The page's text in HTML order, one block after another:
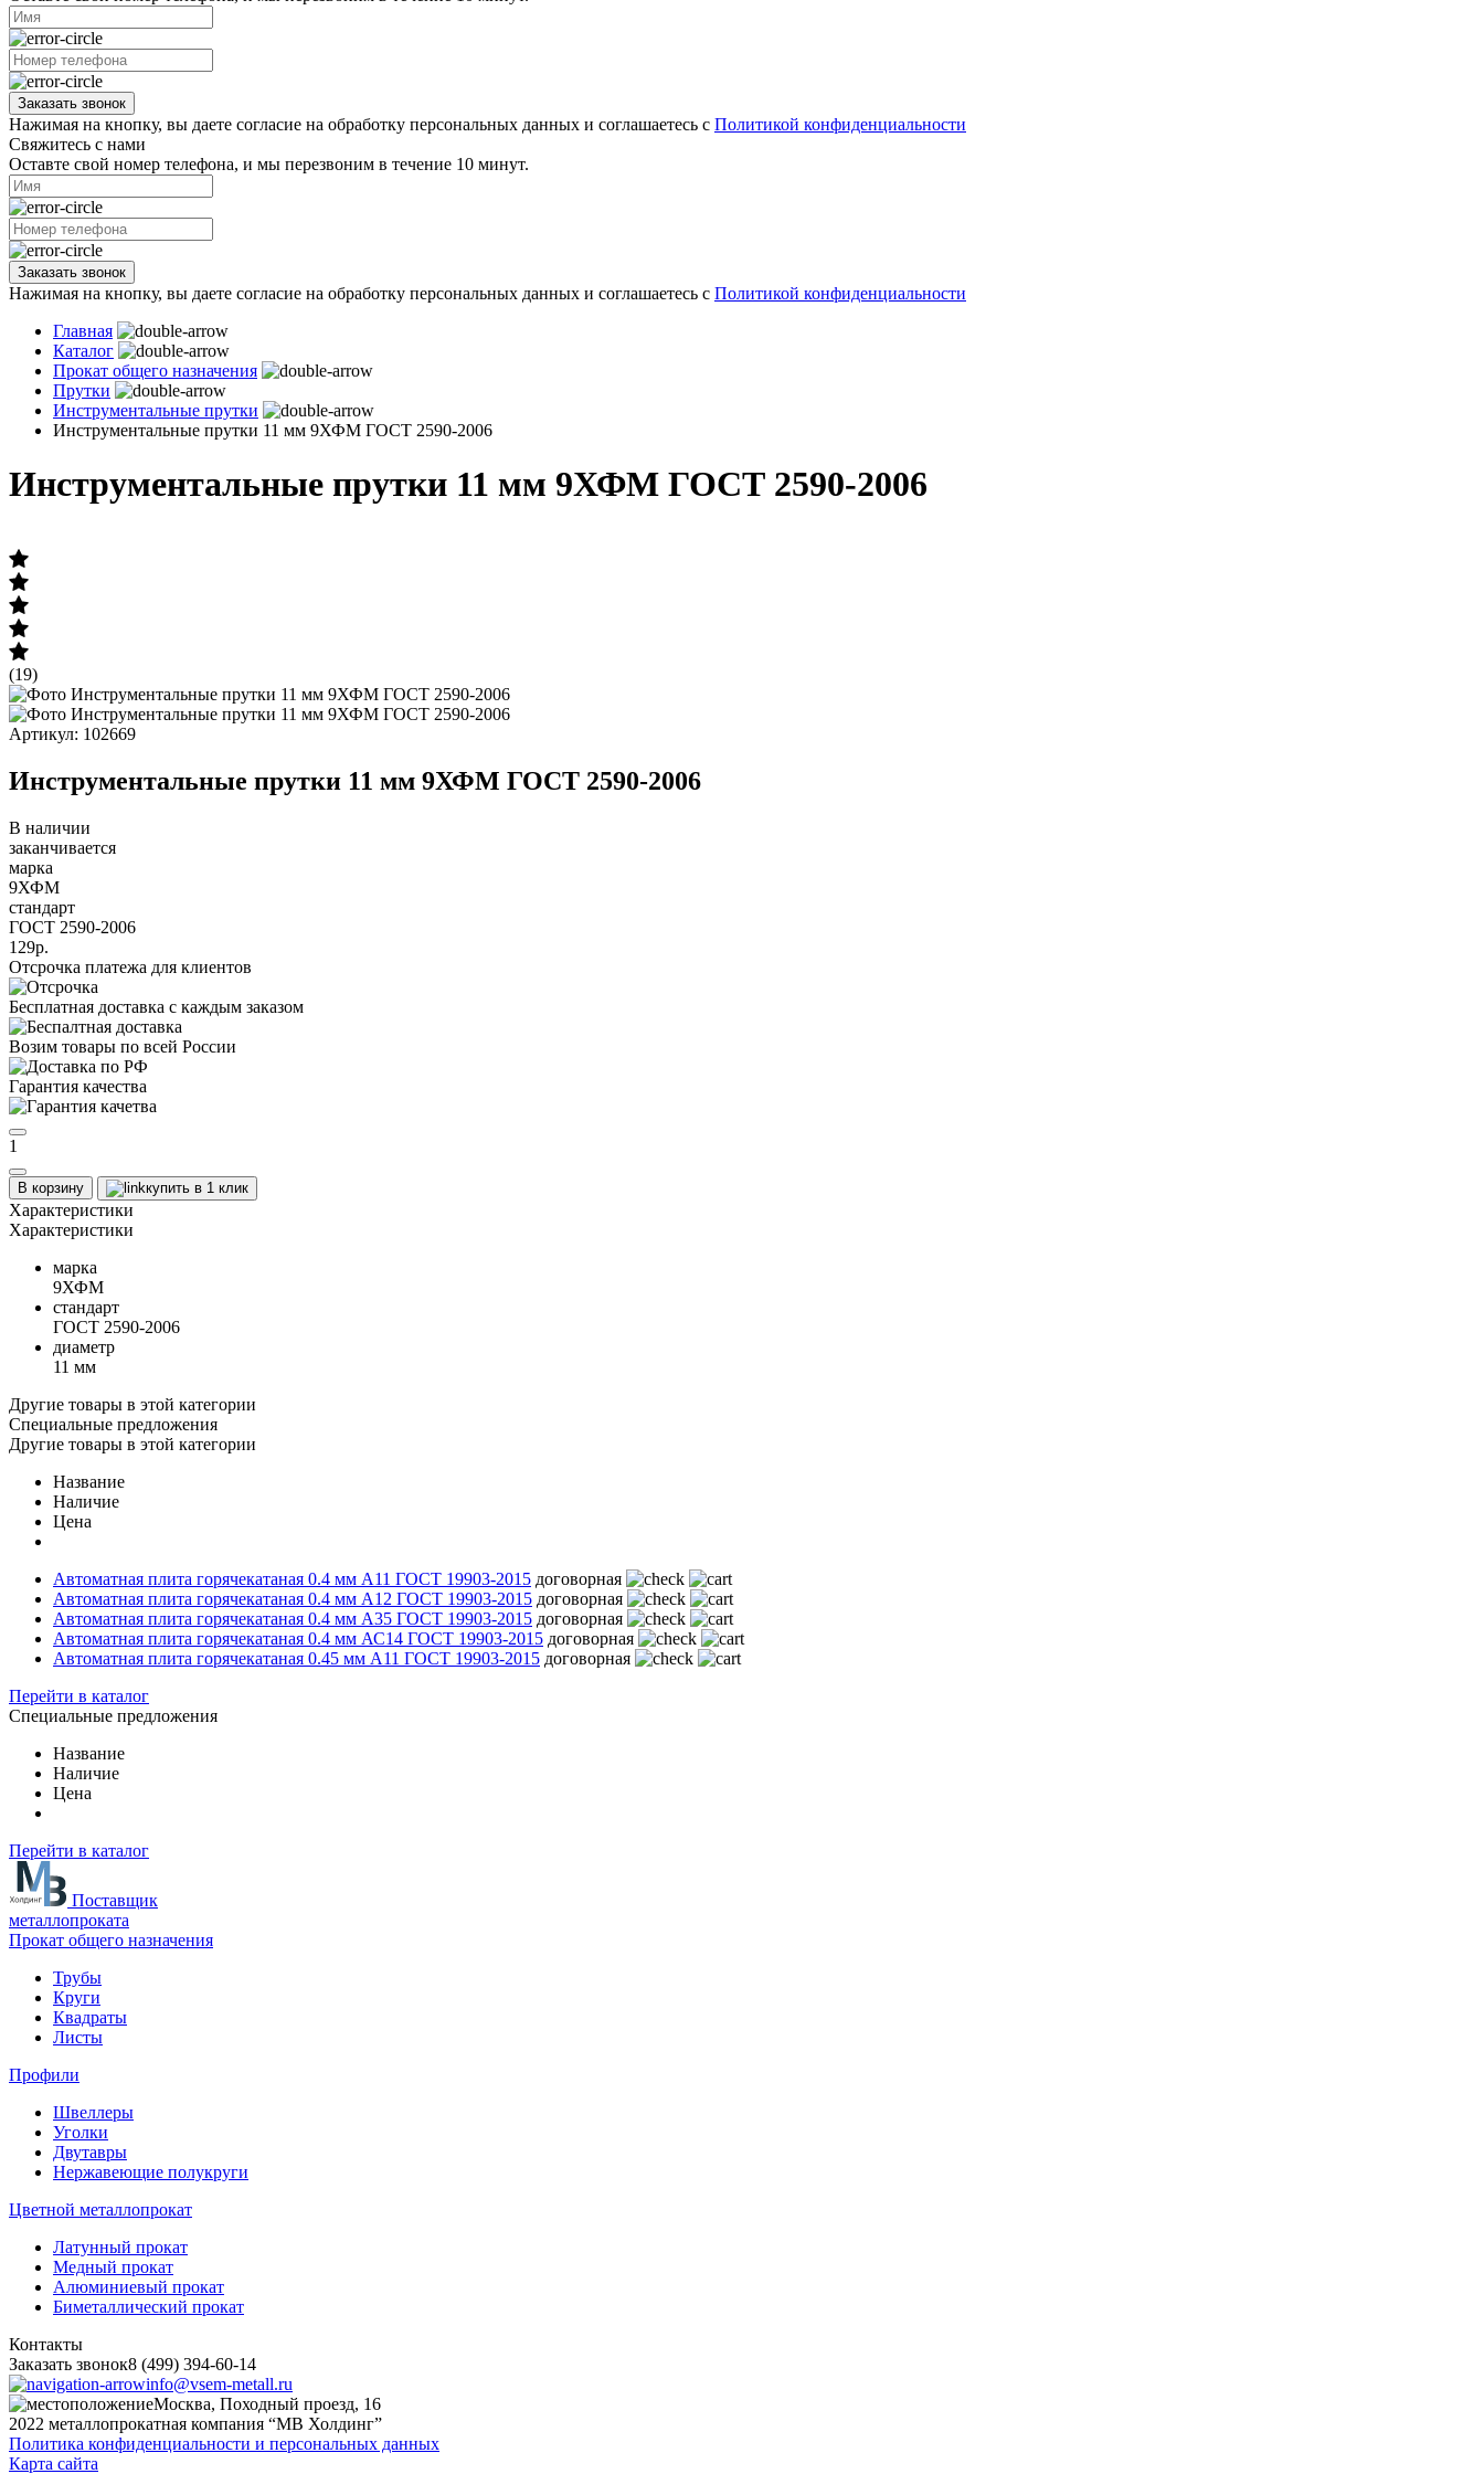
Заказать звонок
Нажимая на кнопку, вы даете согласие на обработку персональных данных и соглашаетесь с Политикой конфиденциальности
Свяжитесь с нами
Оставте свой номер телефона, и мы перезвоним в течение 10 минут.
Заказать звонок
Нажимая на кнопку, вы даете согласие на обработку персональных данных и соглашаетесь с Политикой конфиденциальности
Главная
Каталог
Прокат общего назначения
Прутки
Инструментальные прутки
Инструментальные прутки 11 мм 9ХФМ ГОСТ 2590-2006
Инструментальные прутки 11 мм 9ХФМ ГОСТ 2590-2006
(19)
Артикул: 102669
Инструментальные прутки 11 мм 9ХФМ ГОСТ 2590-2006
В наличии
заканчивается
марка
9ХФМ
стандарт
ГОСТ 2590-2006
129р.
Отсрочка платежа для клиентов
Бесплатная доставка с каждым заказом
Возим товары по всей России
Гарантия качества
1
В корзину купить в 1 клик
Характеристики
Характеристики
марка
9ХФМ
стандарт
ГОСТ 2590-2006
диаметр
11 мм
Другие товары в этой категории
Специальные предложения
Другие товары в этой категории
Название
Наличие
Цена
Автоматная плита горячекатаная 0.4 мм А11 ГОСТ 19903-2015 договорная
Автоматная плита горячекатаная 0.4 мм А12 ГОСТ 19903-2015 договорная
Автоматная плита горячекатаная 0.4 мм А35 ГОСТ 19903-2015 договорная
Автоматная плита горячекатаная 0.4 мм АС14 ГОСТ 19903-2015 договорная
Автоматная плита горячекатаная 0.45 мм А11 ГОСТ 19903-2015 договорная
Перейти в каталог
Специальные предложения
Название
Наличие
Цена
Перейти в каталог
Поставщик
металлопроката
Прокат общего назначения
Трубы
Круги
Квадраты
Листы
Профили
Швеллеры
Уголки
Двутавры
Нержавеющие полукруги
Цветной металлопрокат
Латунный прокат
Медный прокат
Алюминиевый прокат
Биметаллический прокат
Контакты
Заказать звонок8 (499) 394-60-14
info@vsem-metall.ru
Москва, Походный проезд, 16
2022 металлопрокатная компания “MB Холдинг”
Политика конфиденциальности и персональных данных
Карта сайта